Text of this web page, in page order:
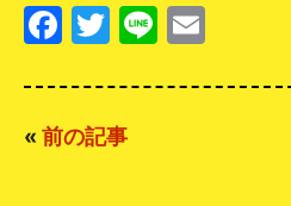
Facebook
Twitter
Line
« 前の記事